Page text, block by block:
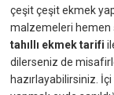
çeşit çeşit ekmek
malzemeleri hemen
tahıllı ekmektarifi
dilerseniz de
hazırlayabilirsiniz. İçi